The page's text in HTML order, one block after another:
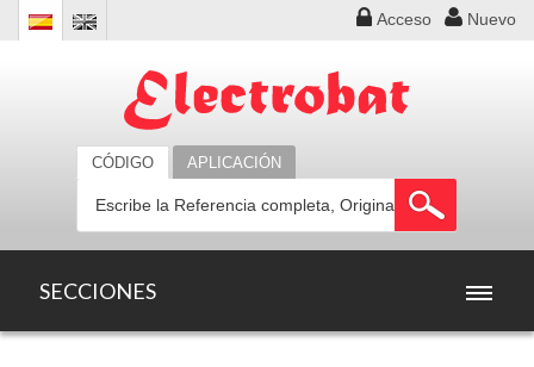
Acceso Nuevo
CÓDIGO APLICACIÓN
SECCIONES